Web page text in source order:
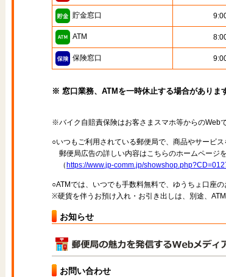
貯金窓口
ATM
保険窓口
※ 窓口業務、ATMを一時休止する場合があります
※バイク自賠責保険はお客さまスマホ等からのWeb
○いつもご利用されている郵便局で、商品やサービ
郵便局広告の詳しい内容はこちらのホームページ
（ https://www.jp-comm.jp/
○ATMでは、いつでも手数料無料で、ゆうちょ口座
※硬貨を伴うお預け入れ・お引き出しは、別途、
お知らせ
お問い合わせ